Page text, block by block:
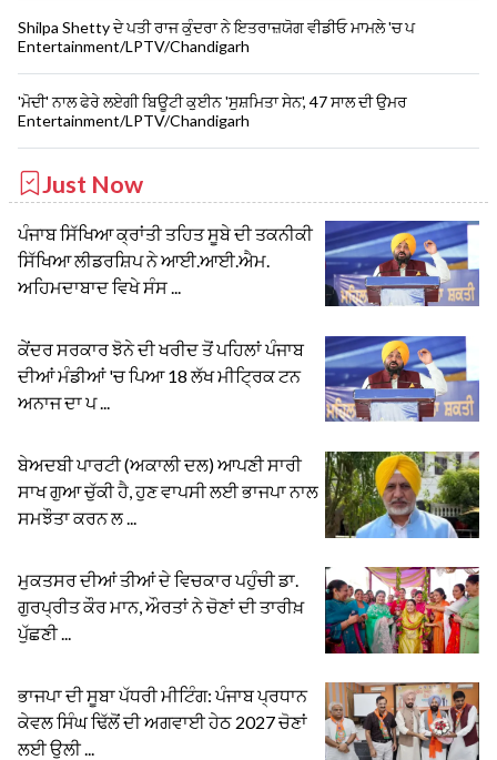
Shilpa Shetty ਦੇ ਪਤੀ ਰਾਜ ਕੁੰਦਰਾ ਨੇ ਇਤਰਾਜ਼ਯੋਗ ਵੀਡੀਓ ਮਾਮਲੇ 'ਚ ਪ
Entertainment/LPTV/Chandigarh
'ਮੋਦੀ' ਨਾਲ ਫੇਰੇ ਲਏਗੀ ਬਿਊਟੀ ਕੁਈਨ 'ਸੁਸ਼ਮਿਤਾ ਸੇਨ', 47 ਸਾਲ ਦੀ ਉਮਰ
Entertainment/LPTV/Chandigarh
Just Now
ਪੰਜਾਬ ਸਿੱਖਿਆ ਕ੍ਰਾਂਤੀ ਤਹਿਤ ਸੂਬੇ ਦੀ ਤਕਨੀਕੀ
ਸਿੱਖਿਆ ਲੀਡਰਸ਼ਿਪ ਨੇ ਆਈ.ਆਈ.ਐਮ.
ਅਹਿਮਦਾਬਾਦ ਵਿਖੇ ਸੰਸ ...
ਕੇਂਦਰ ਸਰਕਾਰ ਝੋਨੇ ਦੀ ਖਰੀਦ ਤੋਂ ਪਹਿਲਾਂ ਪੰਜਾਬ
ਦੀਆਂ ਮੰਡੀਆਂ 'ਚ ਪਿਆ 18 ਲੱਖ ਮੀਟ੍ਰਿਕ ਟਨ
ਅਨਾਜ ਦਾ ਪ ...
ਬੇਅਦਬੀ ਪਾਰਟੀ (ਅਕਾਲੀ ਦਲ) ਆਪਣੀ ਸਾਰੀ
ਸਾਖ ਗੁਆ ਚੁੱਕੀ ਹੈ, ਹੁਣ ਵਾਪਸੀ ਲਈ ਭਾਜਪਾ ਨਾਲ
ਸਮਝੌਤਾ ਕਰਨ ਲ ...
ਮੁਕਤਸਰ ਦੀਆਂ ਤੀਆਂ ਦੇ ਵਿਚਕਾਰ ਪਹੁੰਚੀ ਡਾ.
ਗੁਰਪ੍ਰੀਤ ਕੌਰ ਮਾਨ, ਔਰਤਾਂ ਨੇ ਚੋਣਾਂ ਦੀ ਤਾਰੀਖ਼
ਪੁੱਛਣੀ ...
ਭਾਜਪਾ ਦੀ ਸੂਬਾ ਪੱਧਰੀ ਮੀਟਿੰਗ: ਪੰਜਾਬ ਪ੍ਰਧਾਨ
ਕੇਵਲ ਸਿੰਘ ਢਿੱਲੋਂ ਦੀ ਅਗਵਾਈ ਹੇਠ 2027 ਚੋਣਾਂ
ਲਈ ਉਲੀ ...